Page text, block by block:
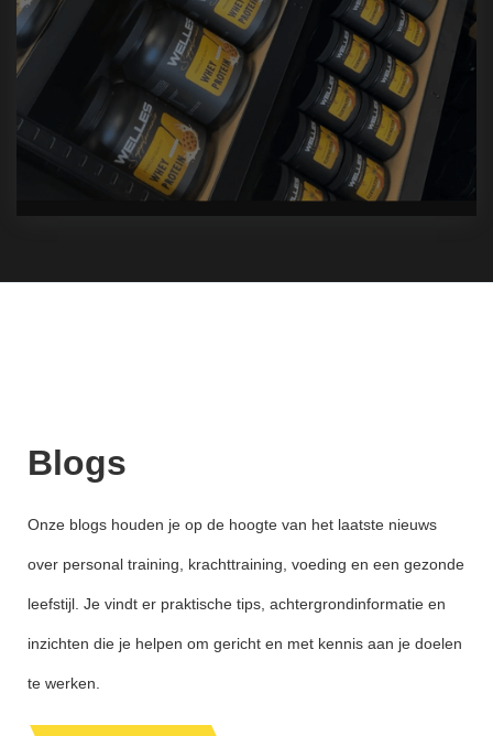
Blogs
Onze blogs houden je op de hoogte van het laatste nieuws
over personal training, krachttraining, voeding en een gezonde
leefstijl. Je vindt er praktische tips, achtergrondinformatie en
inzichten die je helpen om gericht en met kennis aan je doelen
te werken.